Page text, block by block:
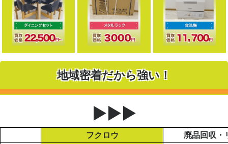
地域密着だから強い！
▶▶▶
フクロウ 廃品回収・